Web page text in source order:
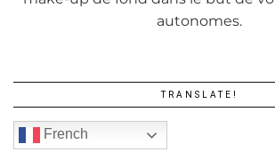
autonomes.
TRANSLATE!
French